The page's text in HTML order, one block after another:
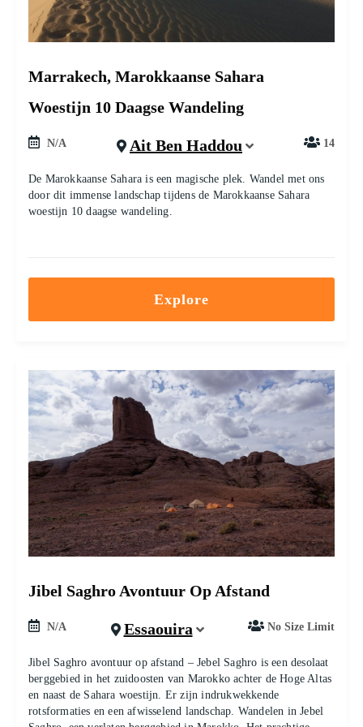
Marrakech, Marokkaanse Sahara
Woestijn 10 Daagse Wandeling
N/A Ait Ben Haddou 14
De Marokkaanse Sahara is een magische plek. Wandel met ons
door dit immense landschap tijdens de Marokkaanse Sahara
woestijn 10 daagse wandeling.
Explore
Jibel Saghro Avontuur Op Afstand
N/A Essaouira No Size Limit
Jibel Saghro avontuur op afstand – Jebel Saghro is een desolaat
berggebied in het zuidoosten van Marokko achter de Hoge Altas
en naast de Sahara woestijn. Er zijn indrukwekkende
rotsformaties en een afwisselend landschap. Wandelen in Jebel